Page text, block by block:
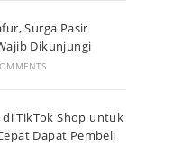
Surga Pasir
Dikunjungi
di TikTok Shop untuk
Dapat Pembeli